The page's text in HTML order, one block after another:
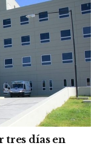
tres días en